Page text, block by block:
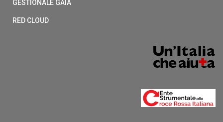
GESTIONALE GAIA
RED CLOUD